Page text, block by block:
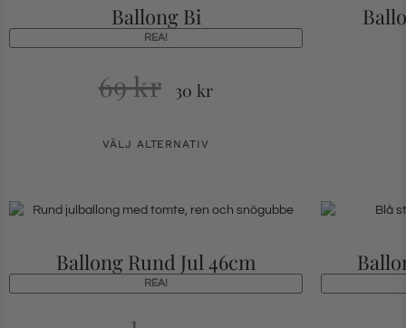
Ballong Bi
REA!
69kr 30 kr
VÄLJ ALTERNATIV
Ballong Rund Jul 46cm
REA!